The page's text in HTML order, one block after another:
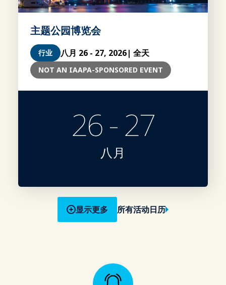
主题公园博览会
行业 八月 26 - 27, 2026| 全天
NOT AN IAAPA-SPONSORED EVENT
26 - 27
八月
显示更多 所有活动日历